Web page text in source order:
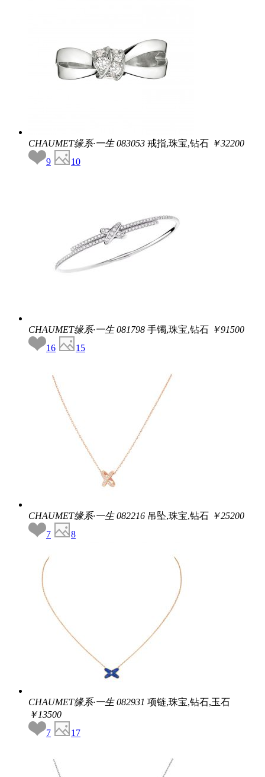
CHAUMET缘系·一生 083053 戒指,珠宝,钻石 ￥32200
9
10
CHAUMET缘系·一生 081798 手镯,珠宝,钻石 ￥91500
16
15
CHAUMET缘系·一生 082216 吊坠,珠宝,钻石 ￥25200
7
8
CHAUMET缘系·一生 082931 项链,珠宝,钻石,玉石
￥13500
7
17